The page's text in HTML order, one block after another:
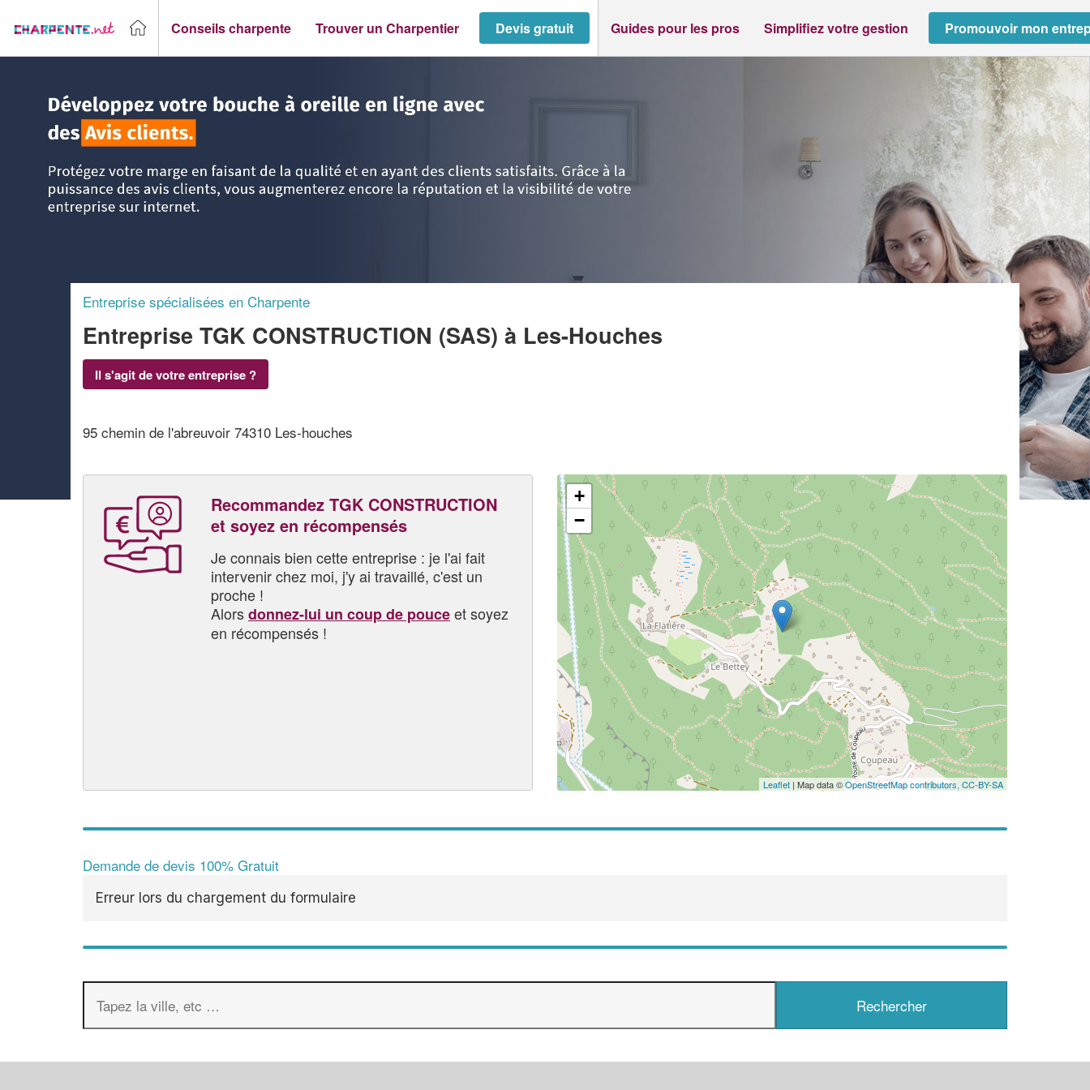
Conseils charpente Trouver un Charpentier Devis gratuit Guides pour les pros Simplifiez votre gestion Promouvoir mon
Entreprise spécialisées en Charpente
Entreprise TGK CONSTRUCTION (SAS) à Les-Houches
Il s'agit de votre entreprise ?
95 chemin de l'abreuvoir 74310 Les-houches
Recommandez TGK CONSTRUCTION
et soyez en récompensés
Je connais bien cette entreprise : je l'ai fait
intervenir chez moi, j'y ai travaillé, c'est un
proche !
Alorsdonnez-lui un coup de pouceet soyez
en récompensés !
+
−
Leaflet | Map data ©OpenStreetMap contributors, CC-BY-SA
Demande de devis 100% Gratuit
Erreur lors du chargement du formulaire
✕
Vous êtes un
professionnel ?
Augmentez votrechiffre d'affaires
vosmargestout en gagnant de
nouveaux clients!
En savoir plus